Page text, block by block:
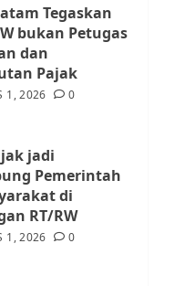
Tegaskan
bukan Petugas
dan
Pajak
1, 2026 0
jadi
Pemerintah
di
RT/RW
1, 2026 0